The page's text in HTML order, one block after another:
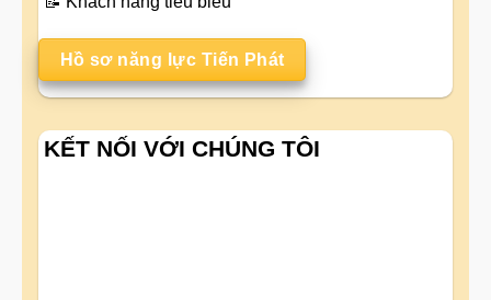
Hồ sơ năng lực Tiến Phát
KẾT NỐI VỚI CHÚNG TÔI